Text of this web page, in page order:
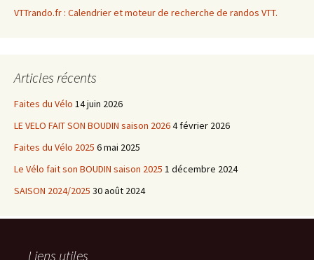
VTTrando.fr : Calendrier et moteur de recherche de randos VTT.
Articles récents
Faites du Vélo 14 juin 2026
LE VELO FAIT SON BOUDIN saison 20264 février 2026
Faites du Vélo 2025 6 mai 2025
Le Vélo fait son BOUDIN saison 2025 1 décembre 2024
SAISON 2024/2025 30 août 2024
Liens utiles